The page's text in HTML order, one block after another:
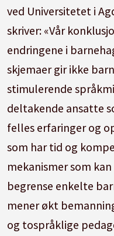
ved Universitetet i
skriver: «Vår
endringene i
skjemaer gir ikke
stimulerende
deltakende ansatte
felles erfaringer og
som har tid og
mekanismer som
begrense enkelte
mener økt
og tospråklige